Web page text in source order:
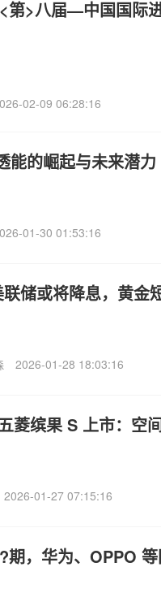
第>八届—中国国际
02-09 06:28:16
能的崛起与未来潜力
01-30 01:53:16
储或将降息，黄金
2026-01-28 18:03:16
菱缤果 S 上市：空
2026-01-27 07:15:16
期，华为、OPPO